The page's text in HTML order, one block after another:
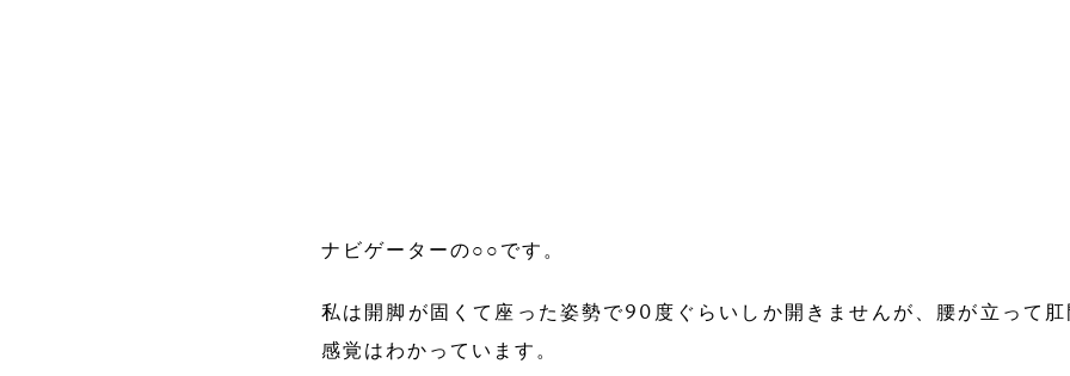
ナビゲーターの○○です。
私は開脚が固くて座った姿勢で90度ぐらいしか開きませんが、腰が立って肛
感覚はわかっています。